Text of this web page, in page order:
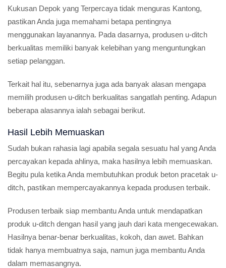
Kukusan Depok yang Terpercaya tidak menguras Kantong,
pastikan Anda juga memahami betapa pentingnya
menggunakan layanannya. Pada dasarnya, produsen u-ditch
berkualitas memiliki banyak kelebihan yang menguntungkan
setiap pelanggan.
Terkait hal itu, sebenarnya juga ada banyak alasan mengapa
memilih produsen u-ditch berkualitas sangatlah penting. Adapun
beberapa alasannya ialah sebagai berikut.
Hasil Lebih Memuaskan
Sudah bukan rahasia lagi apabila segala sesuatu hal yang Anda
percayakan kepada ahlinya, maka hasilnya lebih memuaskan.
Begitu pula ketika Anda membutuhkan produk beton pracetak u-
ditch, pastikan mempercayakannya kepada produsen terbaik.
Produsen terbaik siap membantu Anda untuk mendapatkan
produk u-ditch dengan hasil yang jauh dari kata mengecewakan.
Hasilnya benar-benar berkualitas, kokoh, dan awet. Bahkan
tidak hanya membuatnya saja, namun juga membantu Anda
dalam memasangnya.